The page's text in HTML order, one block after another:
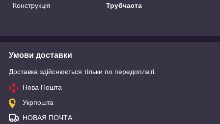
Конструкція
Трубчаста
Умови доставки
Доставка здійснюється тільки по передоплаті.
Нова Пошта
Укрпошта
НОВАЯ ПОЧТА